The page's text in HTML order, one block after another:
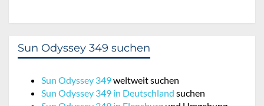
Sun Odyssey 349 suchen
Sun Odyssey 349weltweit suchen
Sun Odyssey 349 in Deutschland suchen